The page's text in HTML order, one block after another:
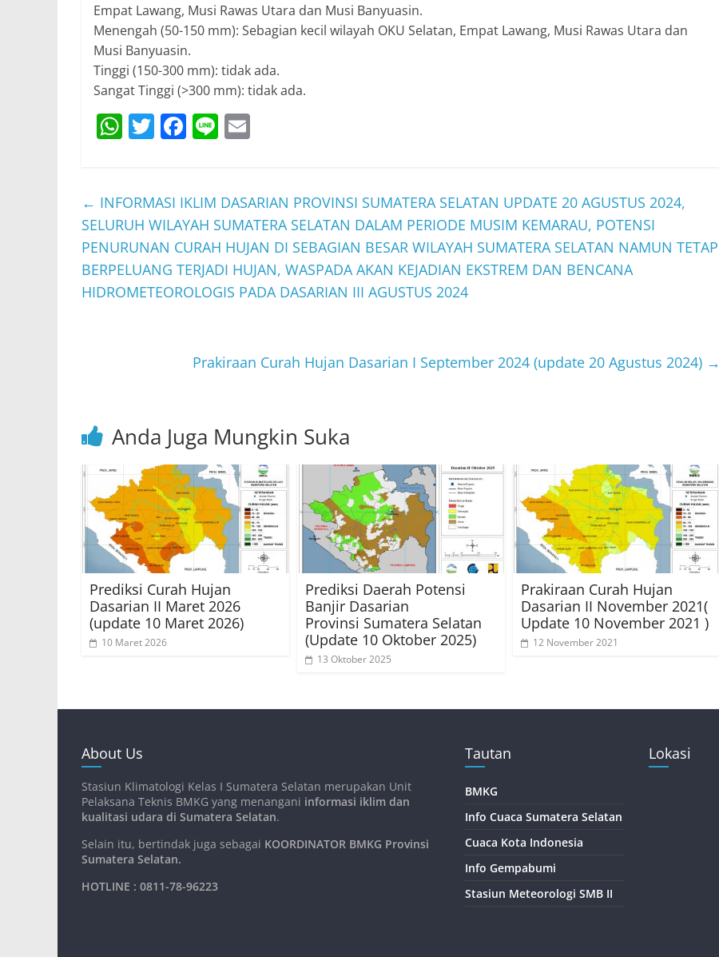
Empat Lawang, Musi Rawas Utara dan Musi Banyuasin.
Menengah (50-150 mm): Sebagian kecil wilayah OKU Selatan, Empat Lawang, Musi Rawas Utara dan
Musi Banyuasin.
Tinggi (150-300 mm): tidak ada.
Sangat Tinggi (>300 mm): tidak ada.
W
s
A
p
p
T
er
F
e
b
o
o
k
Li
l
← INFORMASI IKLIM DASARIAN PROVINSI SUMATERA SELATAN UPDATE 20 AGUSTUS 2024,
SELURUH WILAYAH SUMATERA SELATAN DALAM PERIODE MUSIM KEMARAU, POTENSI
PENURUNAN CURAH HUJAN DI SEBAGIAN BESAR WILAYAH SUMATERA SELATAN NAMUN TETAP
BERPELUANG TERJADI HUJAN, WASPADA AKAN KEJADIAN EKSTREM DAN BENCANA
HIDROMETEOROLOGIS PADA DASARIAN III AGUSTUS 2024
Prakiraan Curah Hujan Dasarian I September 2024 (update 20 Agustus 2024) →
Anda Juga Mungkin Suka
Prediksi Curah Hujan
Dasarian II Maret 2026
(update 10 Maret 2026)
10 Maret 2026
Prediksi Daerah Potensi
Banjir Dasarian
Provinsi Sumatera Selatan
(Update 10 Oktober 2025)
13 Oktober 2025
Prakiraan Curah Hujan
Dasarian II November 2021(
Update 10 November 2021 )
12 November 2021
About Us
Stasiun Klimatologi Kelas I Sumatera Selatan merupakan Unit
Pelaksana Teknis BMKG yang menangani informasi iklim dan
kualitasi udara di Sumatera Selatan.
Selain itu, bertindak juga sebagai KOORDINATOR BMKG Provinsi
Sumatera Selatan.
HOTLINE : 0811-78-96223
Tautan
BMKG
Info Cuaca Sumatera Selatan
Cuaca Kota Indonesia
Info Gempabumi
Stasiun Meteorologi SMB II
Lokasi